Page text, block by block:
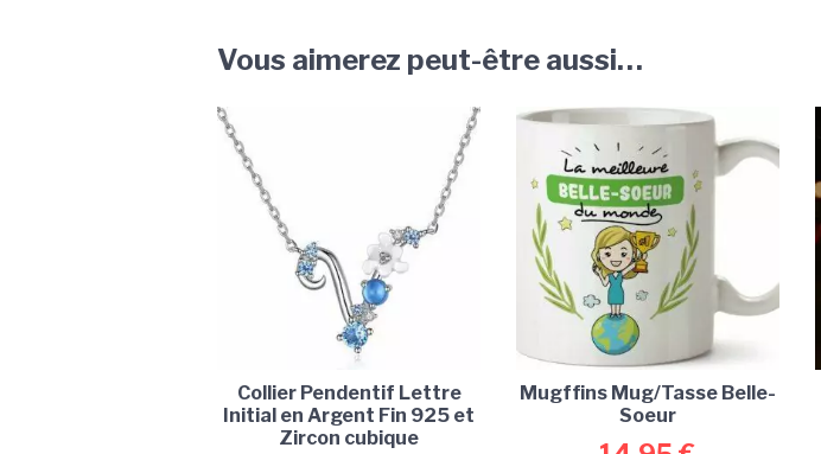
Vous aimerez peut-être aussi…
Collier Pendentif Lettre
Initial en Argent Fin 925 et
Zircon cubique
Mugffins Mug/Tasse Belle-
Soeur